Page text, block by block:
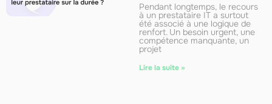
Pendant longtemps, le recours
à un prestataire IT a surtout
été associé à une logique de
renfort. Un besoin urgent, une
compétence manquante, un
projet
Lire la suite »